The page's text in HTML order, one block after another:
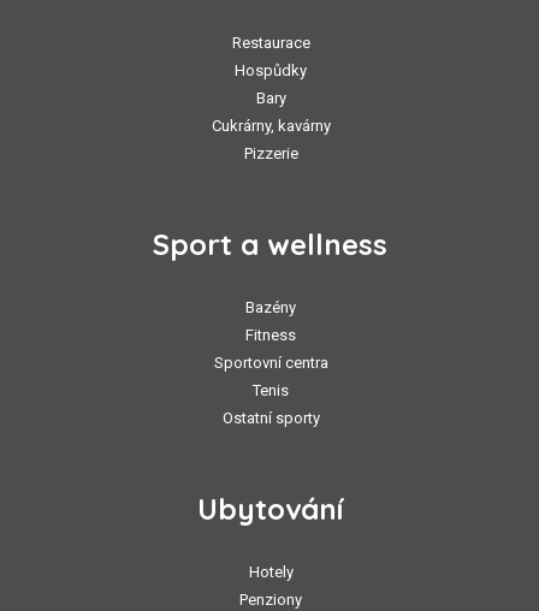
Restaurace
Hospůdky
Bary
Cukrárny, kavárny
Pizzerie
Sport a wellness
Bazény
Fitness
Sportovní centra
Tenis
Ostatní sporty
Ubytování
Hotely
Penziony